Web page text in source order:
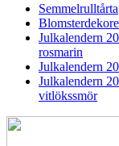
Semmelrulltårta
Julkalendern
rosmarin
Julkalendern
Julkalendern
vitlökssmör